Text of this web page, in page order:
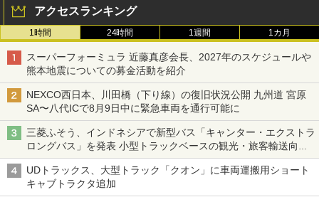
アクセスランキング
1時間 24時間 1週間 1カ月
スーパーフォーミュラ 近藤真彦会長、2027年のスケジュールや
熊本地震についての募金活動を紹介
NEXCO西日本、川田橋（下り線）の復旧状況公開 九州道 宮原
SA〜八代ICで8月9日中に緊急車両を通行可能に
三菱ふそう、インドネシアで新型バス「キャンター・エクストラ
ロングバス」を発表 小型トラックベースの観光・旅客輸送向け
バス
UDトラックス、大型トラック「クオン」に車両運搬用ショート
キャブトラクタ追加